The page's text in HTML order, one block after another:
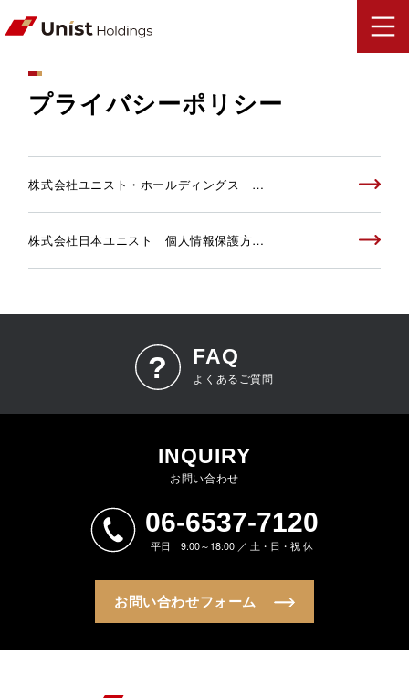
プライバシーポリシー
株式会社ユニスト・ホールディングス …
株式会社日本ユニスト 個人情報保護方…
FAQ
よくあるご質問
INQUIRY
お問い合わせ
06-6537-7120
平日 9:00～18:00 ／ 土・日・祝 休
お問い合わせフォーム